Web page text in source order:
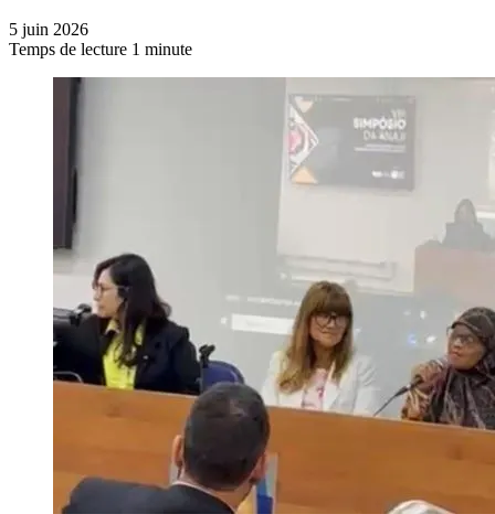
5 juin 2026
Temps de lecture 1 minute